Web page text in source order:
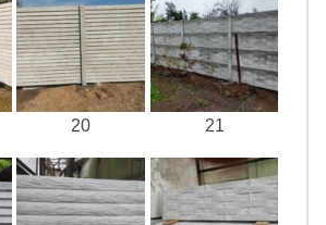
20 21